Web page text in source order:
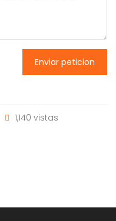
Enviar peticion
1,140 vistas